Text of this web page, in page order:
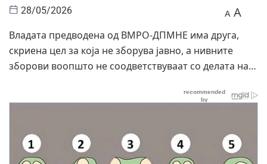
28/05/2026 A A
Владата предводена од ВМРО-ДПМНЕ има друга,
скриена цел за која не зборува јавно, а нивните
зборови воопшто не соодветствуваат со делата на…